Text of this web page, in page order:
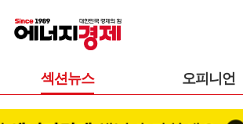
섹션뉴스 오피니언